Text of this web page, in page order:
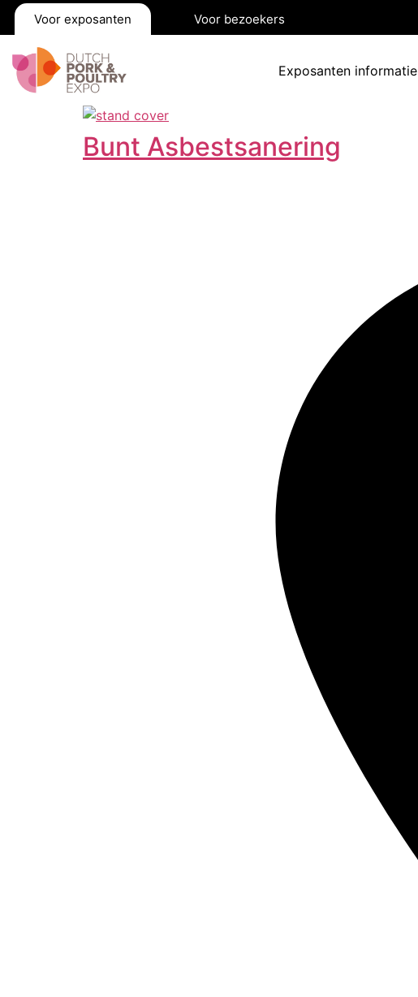
Voor exposanten Voor bezoekers
Exposanten informatie
Bunt Asbestsanering